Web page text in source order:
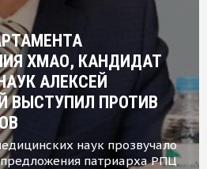
ХМАО, КАНДИДАТ
АЛЕКСЕЙ
ВЫСТУПИЛ ПРОТИВ
наук прозвучало
патриарха РПЦ